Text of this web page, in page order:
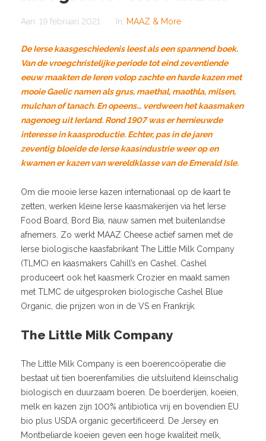
Aan: 19 februari 2021 In: MAAZ & More
De Ierse kaasgeschiedenis leest als een spannend boek.
Van de vroegchristelijke periode tot eind zeventiende
eeuw maakten de Ieren volop zachte en harde kazen met
mooie Gaelic namen als grus, maethal, maothla, milsen,
mulchan of tanach. En opeens… verdween het kaasmaken
nagenoeg uit Ierland. Rond 1907 was er hernieuwde
interesse in kaasproductie. Echter, pas in de jaren
zeventig bloeide de Ierse kaasindustrie weer op en
kwamen er kazen van wereldklasse van de Emerald Isle.
Om die mooie Ierse kazen internationaal op de kaart te
zetten, werken kleine Ierse kaasmakerijen via het Ierse
Food Board, Bord Bia, nauw samen met buitenlandse
afnemers. Zo werkt MAAZ Cheese actief samen met de
Ierse biologische kaasfabrikant The Little Milk Company
(TLMC) en kaasmakers Cahill’s en Cashel. Cashel
produceert ook het kaasmerk Crozier en maakt samen
met TLMC de uitgesproken biologische Cashel Blue
Organic, die prijzen won in de VS en Frankrijk.
The Little Milk Company
The Little Milk Company is een boerencoöperatie die
bestaat uit tien boerenfamilies die uitsluitend kleinschalig
biologisch en duurzaam boeren. De boerderijen, koeien,
melk en kazen zijn 100% antibiotica vrij en bovendien EU
bio plus USDA organic gecertificeerd. De Jersey en
Montbeliarde koeien geven een hoge kwaliteit melk,